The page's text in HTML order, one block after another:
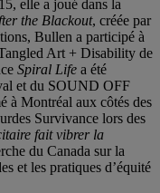
elle a joué dans la
the Blackout, créée par
Bullen a participé à
Art + Disability de
Spiral Life a été
et du SOUND OFF
à Montréal aux côtés des
Survivance lors des
fait vibrer la
du Canada sur la
et les pratiques d’équité